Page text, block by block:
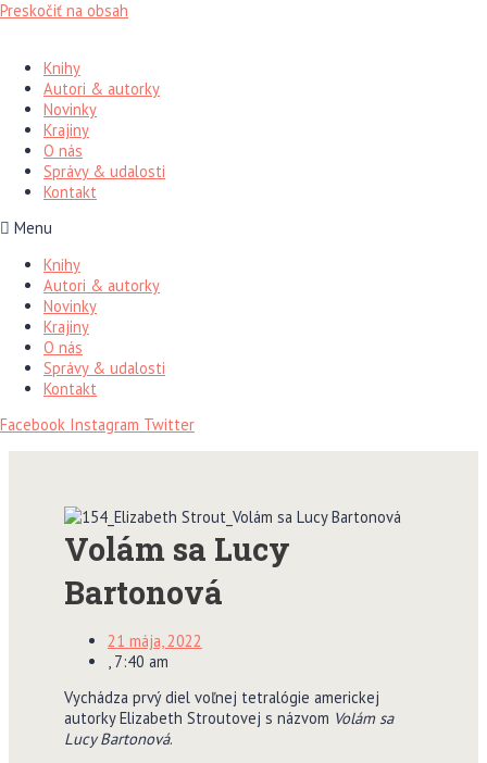
Preskočiť na obsah
Knihy
Autori & autorky
Novinky
Krajiny
O nás
Správy & udalosti
Kontakt
Menu
Knihy
Autori & autorky
Novinky
Krajiny
O nás
Správy & udalosti
Kontakt
Facebook Instagram Twitter
Volám sa Lucy
Bartonová
21 mája, 2022
7:40 am
Vychádza prvý diel voľnej tetralógie americkej
autorky Elizabeth Stroutovej s názvom Volám sa
Lucy Bartonová.